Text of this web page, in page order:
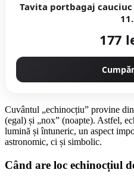
Tavita portbagaj cauciuc
177
Cuvântul „echinocțiu” provine
(egal) și „nox” (noapte). Astfel,
lumină și întuneric, un aspect
astronomic, ci și simbolic.
Când are loc echinocțiul